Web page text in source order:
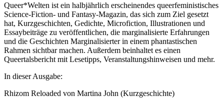
Queer*Welten ist ein halbjährlich erscheinendes queerfeministisches
Science-Fiction- und Fantasy-Magazin, das sich zum Ziel gesetzt
hat, Kurzgeschichten, Gedichte, Microfiction, Illustrationen und
Essaybeiträge zu veröffentlichen, die marginalisierte Erfahrungen
und die Geschichten Marginalisierter in einem phantastischen
Rahmen sichtbar machen. Außerdem beinhaltet es einen
Queertalsbericht mit Lesetipps, Veranstaltungshinweisen und mehr.
In dieser Ausgabe:
Rhizom Reloaded von Martina John (Kurzgeschichte)